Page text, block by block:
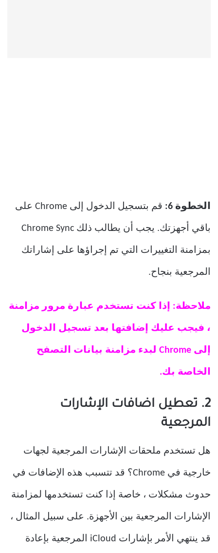
الخطوة 6: قم بتسجيل الدخول إلى Chrome على
باقي أجهزتك. يجب أن يطالب ذلك Chrome Sync
بمزامنة التغييرات التي تم إجراؤها على إشاراتك
المرجعية بنجاح.
ملاحظة: إذا كنت تستخدم عبارة مرور مزامنة
، فيجب عليك إضافتها بعد تسجيل الدخول
إلى Chrome لبدء مزامنة بيانات التصفح
الخاصة بك.
2. تعطيل اضافات الإشارات
المرجعية
هل تستخدم ملحقات الإشارات المرجعية لجهات
خارجية في Chrome؟ قد تتسبب هذه الإضافات في
حدوث مشكلات ، خاصة إذا كنت تستخدمها لمزامنة
الإشارات المرجعية بين الأجهزة. على سبيل المثال ،
قد ينتهي الأمر بإشارات iCloud المرجعية بإعادة